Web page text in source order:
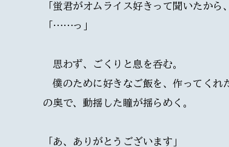
「蛍君がオムライス好きって聞いたから
「……っ」
思わず、ごくりと息を呑む。
僕のために好きなご飯を、作ってくれ
の奥で、動揺した瞳が揺らめく。
「あ、ありがとうございます」